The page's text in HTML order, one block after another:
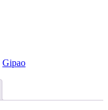
Gipao